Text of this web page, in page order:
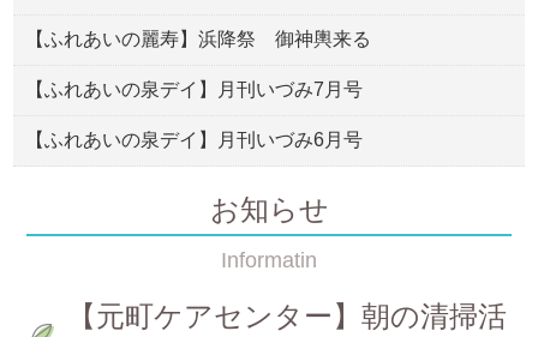
【ふれあいの麗寿】浜降祭 御神輿来る
【ふれあいの泉デイ】月刊いづみ7月号
【ふれあいの泉デイ】月刊いづみ6月号
お知らせ
Informatin
【元町ケアセンター】朝の清掃活